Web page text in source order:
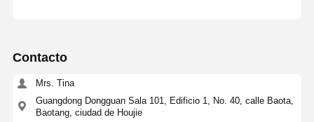
Contacto
Mrs. Tina
Guangdong Dongguan Sala 101, Edificio 1, No. 40, calle Baota,
Baotang, ciudad de Houjie